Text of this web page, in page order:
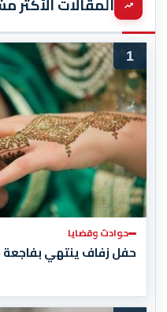
1
حوادث وقضايا
حفل زفاف ينتهي